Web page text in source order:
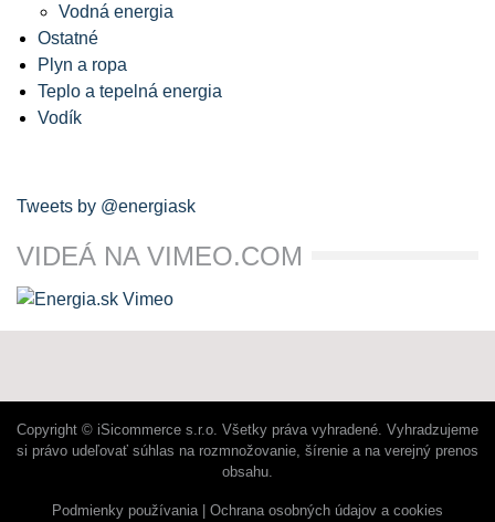
Vodná energia
Ostatné
Plyn a ropa
Teplo a tepelná energia
Vodík
Tweets by @energiask
VIDEÁ NA VIMEO.COM
Copyright © iSicommerce s.r.o. Všetky práva vyhradené. Vyhradzujeme
si právo udeľovať súhlas na rozmnožovanie, šírenie a na verejný prenos
obsahu.
Podmienky používania Ochrana osobných údajov a cookies